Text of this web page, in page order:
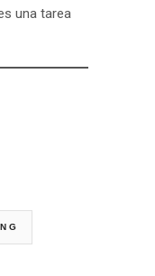
una tarea